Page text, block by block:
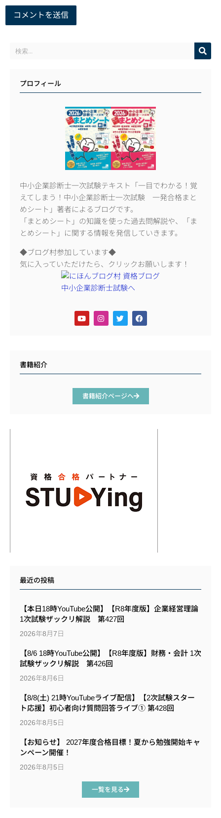
プロフィール
中小企業診断士一次試験テキスト「一目でわかる！覚
えてしまう！中小企業診断士一次試験 一発合格まと
めシート」著者によるブログです。
「まとめシート」の知識を使った過去問解説や、「ま
とめシート」に関する情報を発信していきます。
◆ブログ村参加しています◆
気に入っていただけたら、クリックお願いします！
書籍紹介
書籍紹介ページへ
最近の投稿
【本日18時YouTube公開】【R8年度版】企業経営理論
1次試験ザックリ解説 第427回
2026年8月7日
【8/6 18時YouTube公開】【R8年度版】財務・会計 1次
試験ザックリ解説 第426回
2026年8月6日
【8/8(土) 21時YouTubeライブ配信】【2次試験スター
ト応援】初心者向け質問回答ライブ① 第428回
2026年8月5日
【お知らせ】 2027年度合格目標！夏から勉強開始キャ
ンペーン開催！
2026年8月5日
一覧を見る